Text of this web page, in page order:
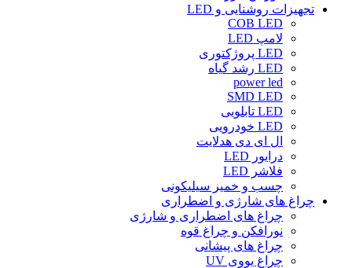
تجهیزات روشنایی و LED
COB LED
لامپ LED
LED پروژکتوری
LED رشد گیاه
power led
SMD LED
LED تابلویی
LED خودرویی
ال ای دی هدلایت
درایور LED
فلاشر LED
چسب و خمیر سیلیکونی
چراغ های شارژی و اضطراری
چراغ های اضطراری و شارژی
نورافکن و چراغ قوه
چراغ های پیشانی
چراغ یووی UV